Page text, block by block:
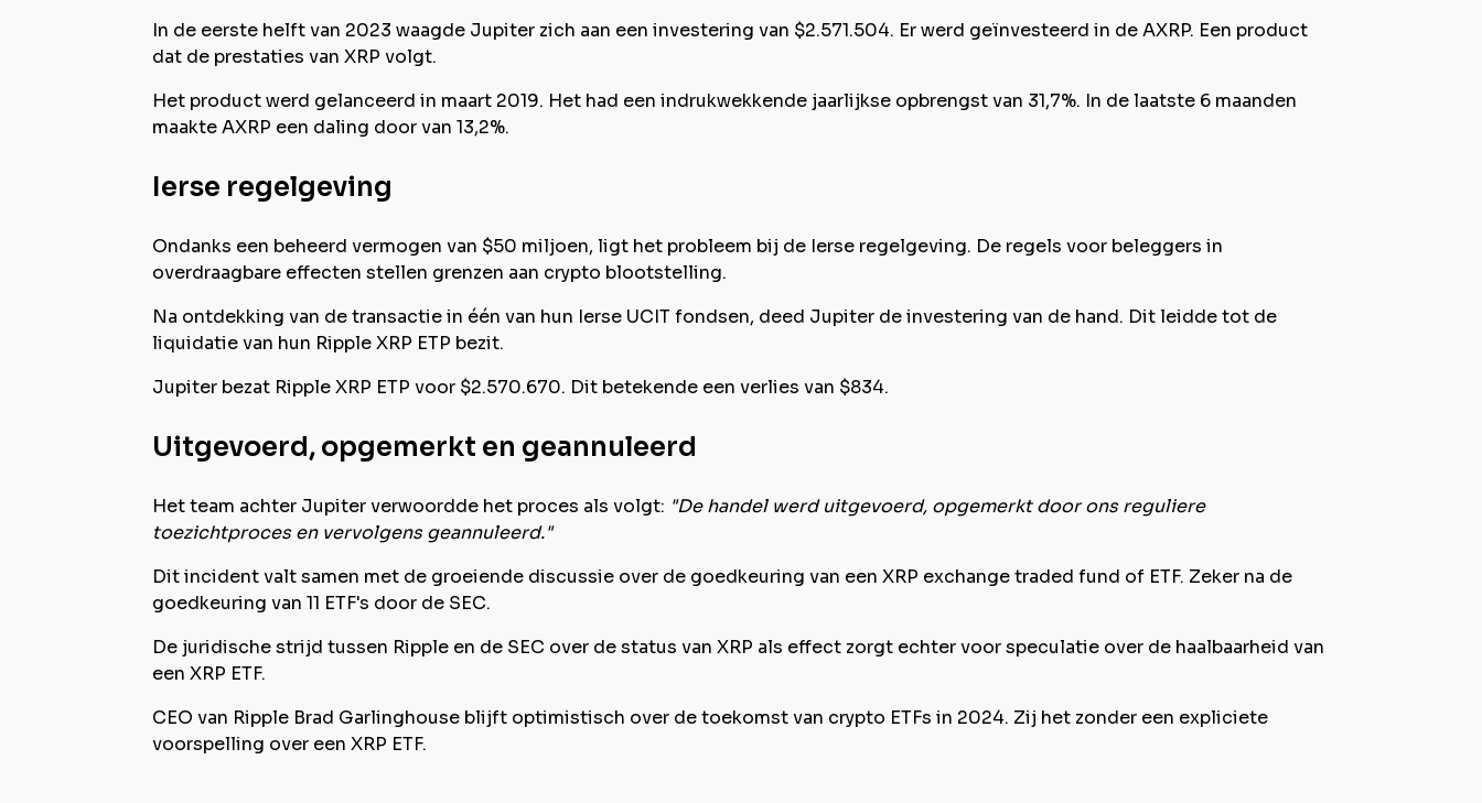
In de eerste helft van 2023 waagde Jupiter zich aan een investering van $2.571.504. Er werd geïnvesteerd in de AXRP. Een product
dat de prestaties van XRP volgt.
Het product werd gelanceerd in maart 2019. Het had een indrukwekkende jaarlijkse opbrengst van 31,7%. In de laatste 6 maanden
maakte AXRP een daling door van 13,2%.
Ierse regelgeving
Ondanks een beheerd vermogen van $50 miljoen, ligt het probleem bij de Ierse regelgeving. De regels voor beleggers in
overdraagbare effecten stellen grenzen aan crypto blootstelling.
Na ontdekking van de transactie in één van hun Ierse UCIT fondsen, deed Jupiter de investering van de hand. Dit leidde tot de
liquidatie van hun Ripple XRP ETP bezit.
Jupiter bezat Ripple XRP ETP voor $2.570.670. Dit betekende een verlies van $834.
Uitgevoerd, opgemerkt en geannuleerd
Het team achter Jupiter verwoordde het proces als volgt: "De handel werd uitgevoerd, opgemerkt door ons reguliere
toezichtproces en vervolgens geannuleerd."
Dit incident valt samen met de groeiende discussie over de goedkeuring van een XRP exchange traded fund of ETF. Zeker na de
goedkeuring van 11 ETF's door de SEC.
De juridische strijd tussen Ripple en de SEC over de status van XRP als effect zorgt echter voor speculatie over de haalbaarheid van
een XRP ETF.
CEO van Ripple Brad Garlinghouse blijft optimistisch over de toekomst van crypto ETFs in 2024. Zij het zonder een expliciete
voorspelling over een XRP ETF.